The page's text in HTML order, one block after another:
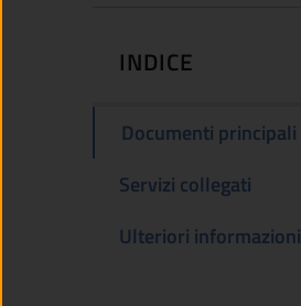
INDICE
Documenti principali
Servizi collegati
Ulteriori informazioni